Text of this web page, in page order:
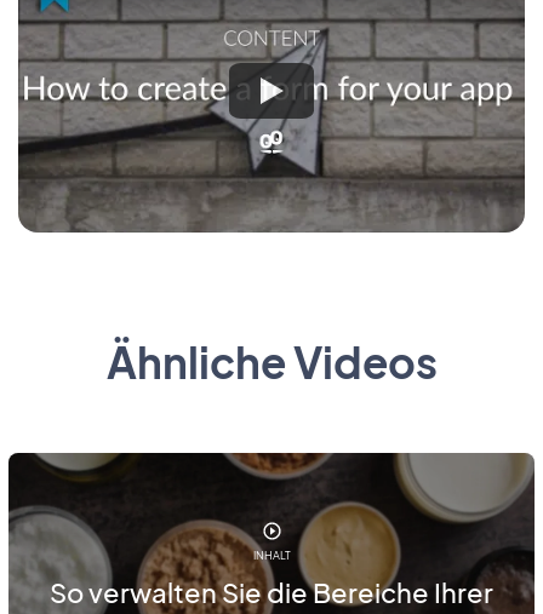
Ähnliche Videos
INHALT
So verwalten Sie die Bereiche Ihrer